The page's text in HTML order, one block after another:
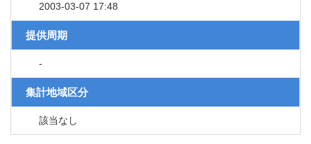
2003-03-07 17:48
提供周期
-
集計地域区分
該当なし